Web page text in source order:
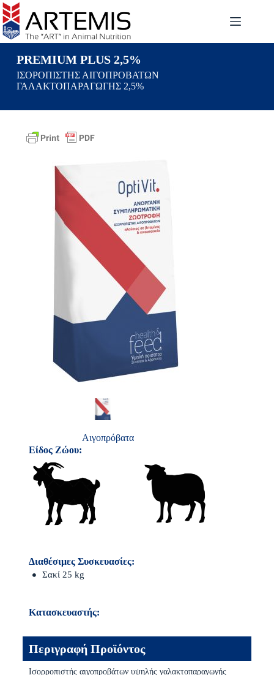
PREMIUM PLUS 2,5%
IΣΟΡΟΠΙΣΤΗΣ ΑΙΓΟΠΡΟΒΑΤΩΝ
ΓΑΛΑΚΤΟΠΑΡΑΓΩΓΗΣ 2,5%
Είδος Ζώου:
Αιγοπρόβατα
Διαθέσιμες Συσκευασίες:
Σακί 25 kg
Κατασκευαστής:
Περιγραφή Προϊόντος
Ισορροπιστής αιγοπροβάτων υψηλής γαλακτοπαραγωγής